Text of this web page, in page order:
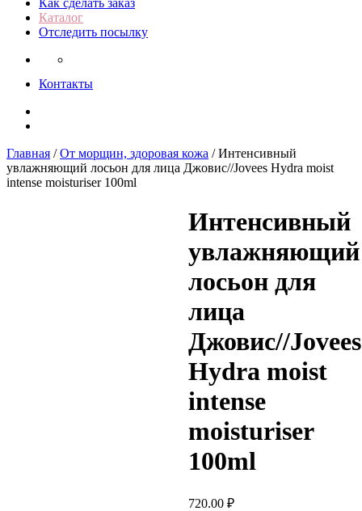
Как сделать заказ
Каталог
Отследить посылку
Контакты
Главная /От морщин, здоровая кожа / Интенсивный
увлажняющий лосьон для лица Джовис//Jovees Hydra moist
intense moisturiser 100ml
Интенсивный
увлажняющий
лосьон для
лица
Джовис//Jovees
Hydra moist
intense
moisturiser
100ml
720.00 ₽